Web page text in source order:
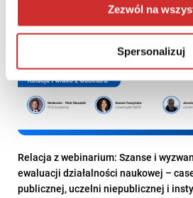
Zezwól na
Spersonalizuj
Relacja z webinarium: Szanse i
ewaluacji działalności naukowej –
publicznej, uczelni niepublicznej i